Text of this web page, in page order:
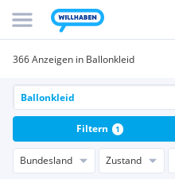
366 Anzeigen in Ballonkleid
Bundesland Zustand
Filtern 1